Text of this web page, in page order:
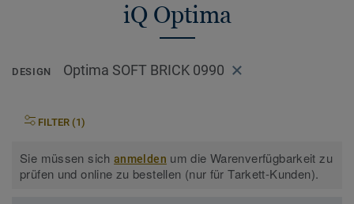
iQ Optima
DESIGN Optima SOFT BRICK 0990
FILTER (1)
Sie müssen sichanmelden um die Warenverfügbarkeit zu
prüfen und online zu bestellen (nur für Tarkett-Kunden).